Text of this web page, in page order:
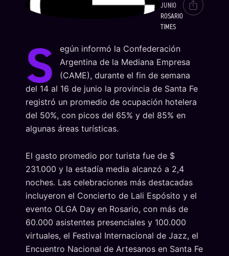
JUNIO
ROSARIO
TIMES
S
egún informó la Confederación
Argentina de la Mediana Empresa
(CAME), durante el fin de semana
del 14 al 16 de junio la provincia de Santa Fe
registró un promedio de ocupación hotelera
del 50%, con picos del 65% y del 85% en
algunas áreas turísticas.
El gasto promedio por turista fue de $
231.000 y la estadía media alcanzó a 2,4
noches. Las celebraciones más destacadas
incluyeron el Concierto de Lali Espósito y el
evento OLGA Day en Rosario, con más de
60.000 asistentes presenciales y 100.000
virtuales, el Festival Internacional de Jazz, el
Encuentro Nacional de Artesanos en Santa Fe